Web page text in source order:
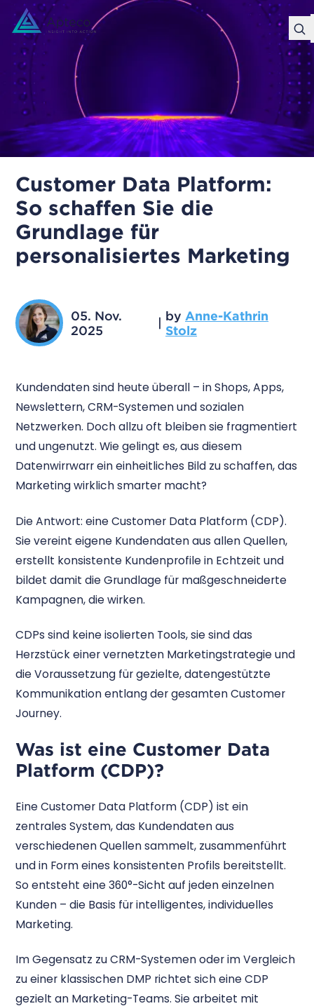
Customer Data Platform:
So schaffen Sie die
Grundlage für
personalisiertes Marketing
05. Nov.
2025
by Anne-Kathrin
Stolz
Kundendaten sind heute überall – in Shops, Apps,
Newslettern, CRM-Systemen und sozialen
Netzwerken. Doch allzu oft bleiben sie fragmentiert
und ungenutzt. Wie gelingt es, aus diesem
Datenwirrwarr ein einheitliches Bild zu schaffen, das
Marketing wirklich smarter macht?
Die Antwort: eine Customer Data Platform (CDP).
Sie vereint eigene Kundendaten aus allen Quellen,
erstellt konsistente Kundenprofile in Echtzeit und
bildet damit die Grundlage für maßgeschneiderte
Kampagnen, die wirken.
CDPs sind keine isolierten Tools, sie sind das
Herzstück einer vernetzten Marketingstrategie und
die Voraussetzung für gezielte, datengestützte
Kommunikation entlang der gesamten Customer
Journey.
Was ist eine Customer Data
Platform (CDP)?
Eine Customer Data Platform (CDP) ist ein
zentrales System, das Kundendaten aus
verschiedenen Quellen sammelt, zusammenführt
und in Form eines konsistenten Profils bereitstellt.
So entsteht eine 360°-Sicht auf jeden einzelnen
Kunden – die Basis für intelligentes, individuelles
Marketing.
Im Gegensatz zu CRM-Systemen oder im Vergleich
zu einer klassischen DMP richtet sich eine CDP
gezielt an Marketing-Teams. Sie arbeitet mit